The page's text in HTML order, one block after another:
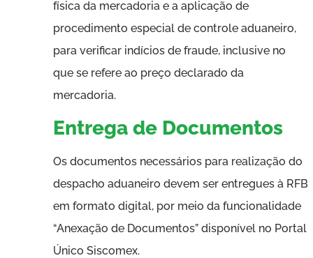
física da mercadoria e a aplicação de
procedimento especial de controle aduaneiro,
para verificar indícios de fraude, inclusive no
que se refere ao preço declarado da
mercadoria.
Entrega de Documentos
Os documentos necessários para realização do
despacho aduaneiro devem ser entregues à RFB
em formato digital, por meio da funcionalidade
“Anexação de Documentos” disponível no Portal
Único Siscomex.